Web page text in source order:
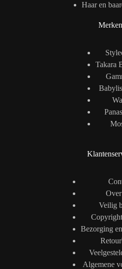
Haar en
Merken
Takara
Veilig
Bezorging
Algemene